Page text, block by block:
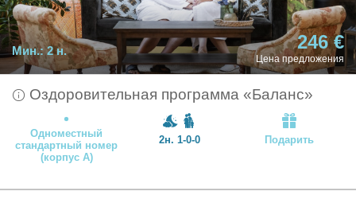
Мин.: 2 н. 246 €
Цена предложения
Оздоровительная программа «Баланс»
Подарить
Одноместный
стандартный номер
(корпус А)
2н. 1-0-0